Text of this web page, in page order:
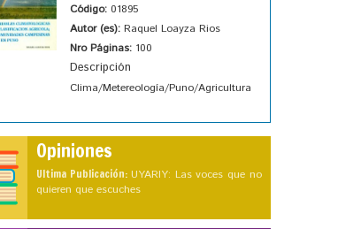
Código: 01895
Autor (es): Raquel Loayza Rios
Nro Páginas: 100
Descripción
Clima/Metereología/Puno/Agricultura
Opiniones
Ultima Publicación: UYARIY: Las voces que no
quieren que escuches